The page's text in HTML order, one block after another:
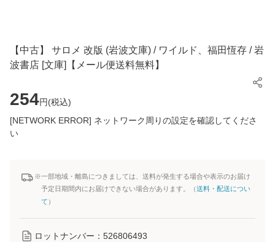
【中古】 サロメ 改版 (岩波文庫) / ワイルド、福田恆存 / 岩
波書店 [文庫]【メール便送料無料】
254円(税込)
[NETWORK ERROR] ネットワーク周りの設定を確認してくださ
い
※一部地域・離島につきましては、送料が発生する場合や表示のお届け
予定日期間内にお届けできない場合があります。（送料・配送につい
て ）
ロットナンバー： 526806493